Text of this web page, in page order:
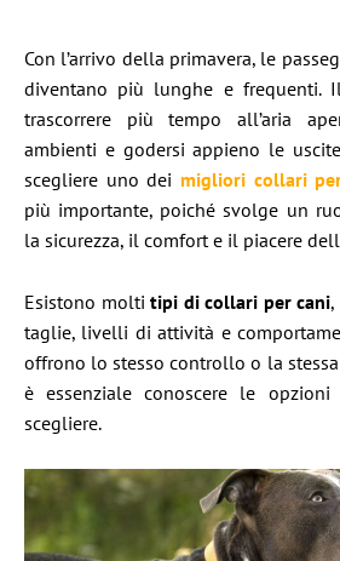
Con l’arrivo della primavera, le
diventano più lunghe e frequenti.
trascorrere più tempo all’aria
ambienti e godersi appieno le
scegliere uno dei migliori collari
più importante, poiché svolge un
la sicurezza, il comfort e il piacere
Esistono moltitipi di collari per cani
taglie, livelli di attività e
offrono lo stesso controllo o la
è essenziale conoscere le
scegliere.